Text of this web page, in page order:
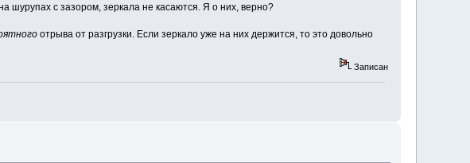
шурупах с зазором, зеркала не касаются. Я о них, верно?
отрыва от разгрузки. Если зеркало уже на них держится, то это довольно
Записан